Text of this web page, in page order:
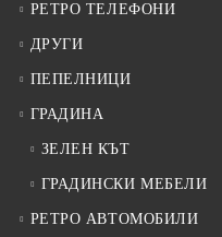
РЕТРО ТЕЛЕФОНИ
ДРУГИ
ПЕПЕЛНИЦИ
ГРАДИНА
ЗЕЛЕН КЪТ
ГРАДИНСКИ МЕБЕЛИ
РЕТРО АВТОМОБИЛИ